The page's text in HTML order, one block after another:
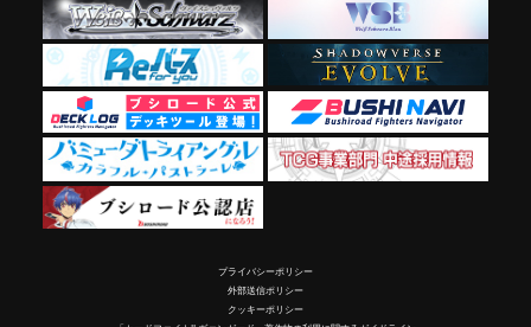
プライバシーポリシー
外部送信ポリシー
クッキーポリシー